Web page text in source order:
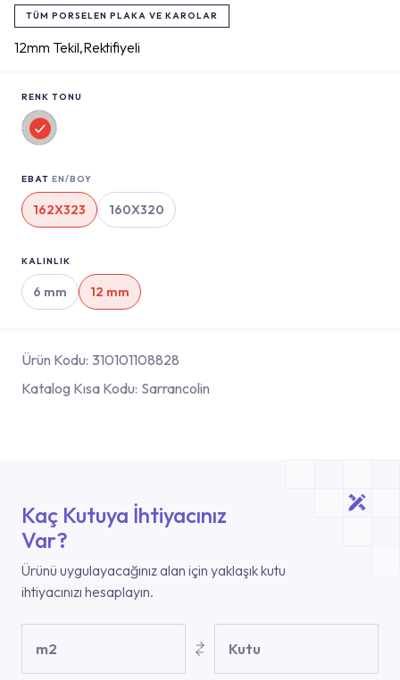
TÜM PORSELEN PLAKA VE KAROLAR
12mm Tekil,Rektifiyeli
RENK TONU
EBAT EN/BOY
162X323 160X320
KALINLIK
6 mm 12 mm
Ürün Kodu: 310101108828
Katalog Kısa Kodu: Sarrancolin
Kaç Kutuya İhtiyacınız
Var?
Ürünü uygulayacağınız alan için yaklaşık kutu
ihtiyacınızı hesaplayın.
m2 Kutu